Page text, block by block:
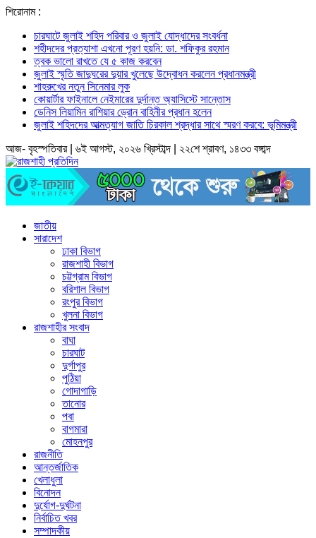
শিরোনাম :
চারঘাটে জুলাই শহিদ পরিবার ও জুলাই যোদ্ধাদের সংবর্ধনা
শহীদদের প্রত্যাশা এখনো পূরণ হয়নি: ডা. শফিকুর রহমান
ত্বক ভালো রাখতে যে ৫ কাজ করবেন
জুলাই স্মৃতি জাদুঘরের দুয়ার খুলেছে উদ্বোধন করলেন প্রধানমন্ত্রী
শাহরুখের নতুন সিনেমার লুক
কোয়ার্টার ফাইনালে নেইমারের দুর্দান্ত অ্যাসিস্টে সান্তোস
ডেনিস লিয়ামিন রাশিয়ার ড্রোন বাহিনীর প্রধান হলেন
জুলাই শহিদদের আত্মত্যাগ জাতি চিরকাল শ্রদ্ধার সাথে স্মরণ করবে: ভূমিমন্ত্রী
আজ- বৃহস্পতিবার | ৬ই আগস্ট, ২০২৬ খ্রিস্টাব্দ | ২২শে শ্রাবণ, ১৪৩৩ বঙ্গাব্দ
জাতীয়
সারাদেশ
ঢাকা বিভাগ
রাজশাহী বিভাগ
চট্টগ্রাম বিভাগ
বরিশাল বিভাগ
রংপুর বিভাগ
খুলনা বিভাগ
রাজশাহীর সংবাদ
বাঘা
চারঘাট
দুর্গাপুর
পুঠিয়া
গোদাগাড়ি
তানোর
পবা
বাগমারা
মোহনপুর
রাজনীতি
আন্তর্জাতিক
খেলাধুলা
বিনোদন
দুর্যোগ-দুর্ঘটনা
নির্বাচিত খবর
সম্পাদকীয়